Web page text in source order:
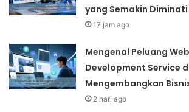
yang Semakin Diminati
17 jam ago
Mengenal Peluang
Development Service
Mengembangkan
2 hari ago